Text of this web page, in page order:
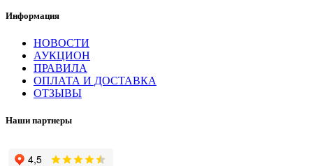
Информация
НОВОСТИ
АУКЦИОН
ПРАВИЛА
ОПЛАТА И ДОСТАВКА
ОТЗЫВЫ
Наши партнеры